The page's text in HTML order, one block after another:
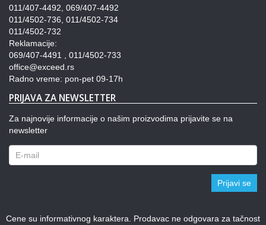
011/407-4492, 069/407-4492
011/4502-736, 011/4502-734
011/4502-732
Reklamacije:
069/407-4491 , 011/4502-733
office@exceed.rs
Radno vreme: pon-pet 09-17h
PRIJAVA ZA NEWSLETTER
Za najnovije informacije o našim proizvodima prijavite se na
newsletter
Prijavi se
Cene su informativnog karaktera. Prodavac ne odgovara za tačnost